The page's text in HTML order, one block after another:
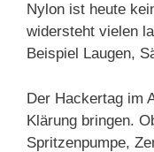
Nylon ist heute
widersteht vielen
Beispiel Laugen,
Der Hackertag im
Klärung bringen.
Spritzenpumpe,